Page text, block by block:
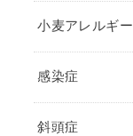
小麦アレルギー
感染症
斜頭症